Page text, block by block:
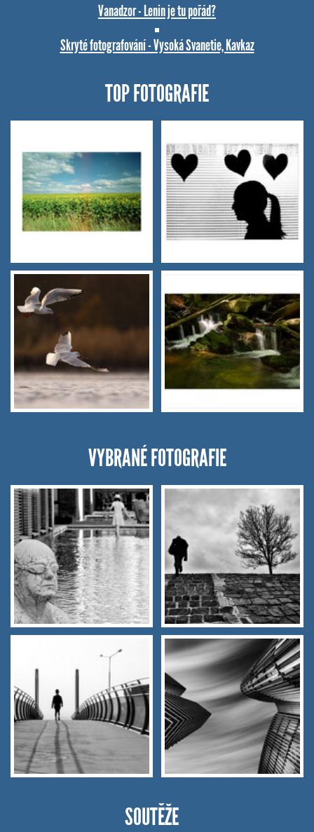
Vanadzor - Lenin je tu pořád?
Skryté fotografování - Vysoká Svanetie, Kavkaz
TOP FOTOGRAFIE
VYBRANÉ FOTOGRAFIE
SOUTĚŽE